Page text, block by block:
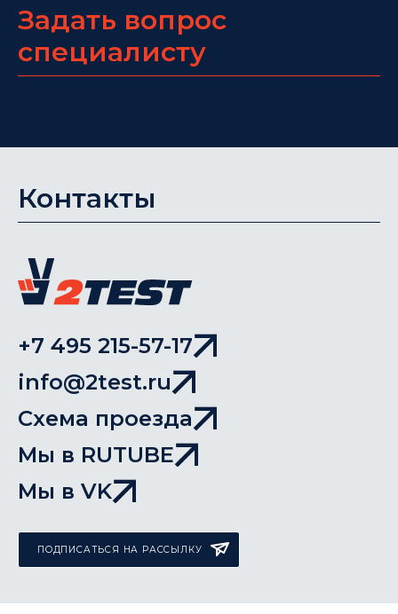
Задать вопрос
специалисту
Контакты
+7 495 215-57-17
info@2test.ru
Схема проезда
Мы в RUTUBE
Мы в VK
ПОДПИСАТЬСЯ НА РАССЫЛКУ